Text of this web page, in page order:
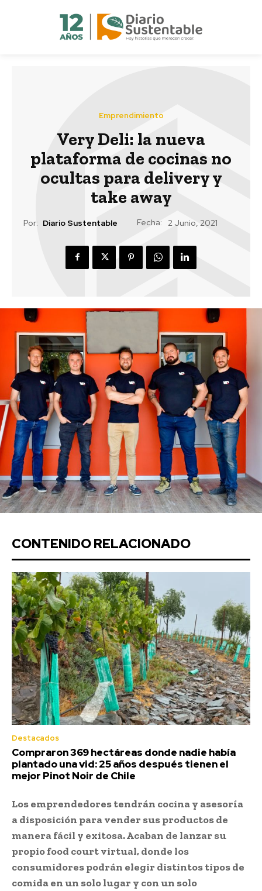
Emprendimiento
Very Deli: la nueva
plataforma de cocinas no
ocultas para delivery y
take away
Por: Diario Sustentable Fecha: 2 Junio, 2021
CONTENIDO RELACIONADO
Destacados
Compraron 369 hectáreas donde nadie había
plantado una vid: 25 años después tienen el
mejor Pinot Noir de Chile
Los emprendedores tendrán cocina y asesoría
a disposición para vender sus productos de
manera fácil y exitosa. Acaban de lanzar su
propio food court virtual, donde los
consumidores podrán elegir distintos tipos de
comida en un solo lugar y con un solo